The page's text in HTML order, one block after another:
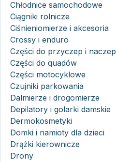
Chłodnice samochodowe
Ciągniki rolnicze
Ciśnieniomierze i akcesoria
Crossy i enduro
Części do przyczep i naczep
Części do quadów
Części motocyklowe
Czujniki parkowania
Dalmierze i drogomierze
Depilatory i golarki damskie
Dermokosmetyki
Domki i namioty dla dzieci
Drążki kierownicze
Drony